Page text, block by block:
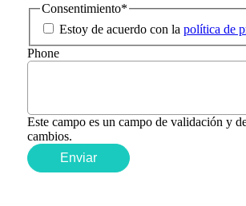
Consentimiento*
Estoy de acuerdo con la política de
Phone
Este campo es un campo de validación y
cambios.